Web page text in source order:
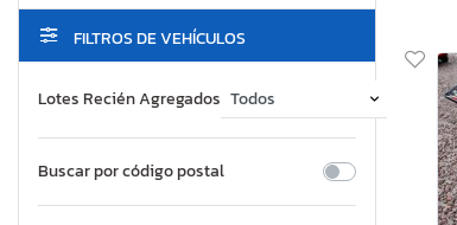
FILTROS DE VEHÍCULOS
Lotes Recién Agregados
Buscar por código postal